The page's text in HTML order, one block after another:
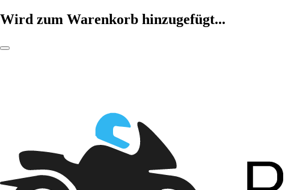
Wird zum Warenkorb hinzugefügt...